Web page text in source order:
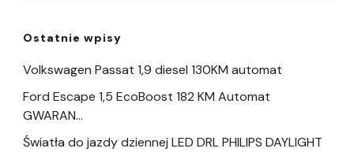
Ostatnie wpisy
Volkswagen Passat 1,9 diesel 130KM automat
Ford Escape 1,5 EcoBoost 182 KM Automat
GWARAN…
Światła do jazdy dziennej LED DRL PHILIPS DAYLIGHT